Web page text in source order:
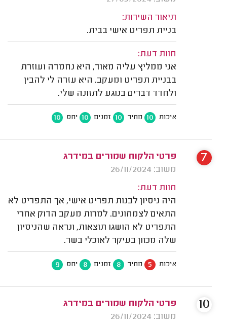
תיאור השירות:
בניית תפריט אישי בבית.
חוות דעת:
אני ממליץ עליה מאוד, היא נחמדה ועוזרת
בבניית תפריט ומעקב. היא עזרה לי להבין
ולחדד דברים בנוגע לתזונה שלי.
איכות 10 מחיר 10 זמנים 10 יחס 10
פרטי הלקוח שמורים במידרג
משוב: 26/11/2024
חוות דעת:
היה ניסיון לבנות תפריט אישי, אך התפריט לא
התאים לצמחונים. למרות מעקב הדוק אחרי
התפריט לא הושגו תוצאות, ונראה שהניסיון
שלה מכוון בעיקר לאוכלי בשר.
איכות 5 מחיר 8 זמנים 8 יחס 9
7
פרטי הלקוח שמורים במידרג
משוב: 26/11/2024
10